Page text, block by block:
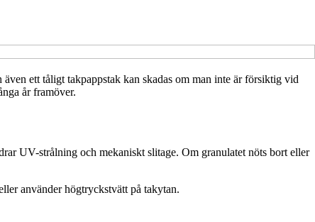
ett tåligt takpappstak kan skadas om man inte är försiktig vid
år framöver.
UV-strålning och mekaniskt slitage. Om granulatet nöts bort eller
använder högtryckstvätt på takytan.